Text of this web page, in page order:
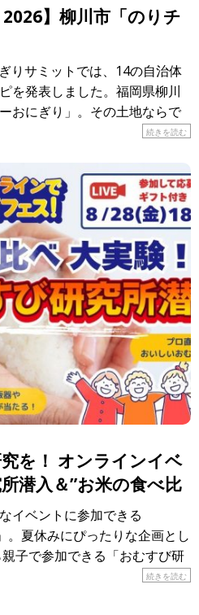
】柳川市「のりチ
りサミットでは、14の自治体
を発表しました。福岡県柳川
おにぎり」。その土地ならで
ら、レシピを紹介します。 &n
続きを読む
を！ オンラインイベ
潜入＆”お米の食べ比
イベントに参加できる
。夏休みにぴったりな企画とし
子で参加できる「おむすび研
”大実験！」が開催されます！
続きを読む